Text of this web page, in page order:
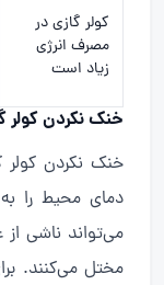
کولر گازی در
مصرف انرژی
زیاد است
خنک نکردن کولر
خنک نکردن کولر
دمای محیط را
می‌تواند ناشی
مختل می‌کنند.